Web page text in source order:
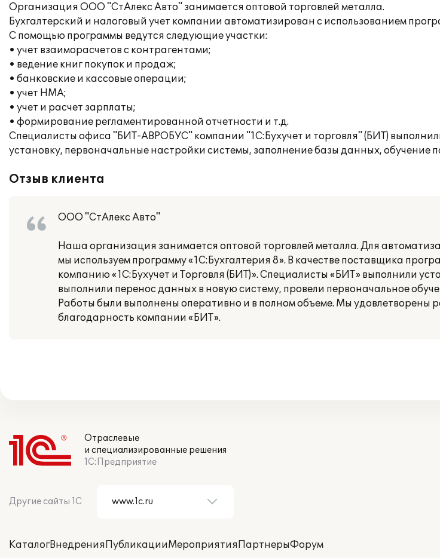
Организация ООО "СтАлекс Авто" занимается оптовой торговлей металла.
Бухгалтерский и налоговый учет компании автоматизирован с использованием
С помощью программы ведутся следующие участки:
• учет взаиморасчетов с контрагентами;
• ведение книг покупок и продаж;
• банковские и кассовые операции;
• учет НМА;
• учет и расчет зарплаты;
• формирование регламентированной отчетности и т.д.
Специалисты офиса "БИТ-АВРОБУС" компании "1С:Бухучет и торговля" (БИТ)
установку, первоначальные настройки системы, заполнение базы данных, обучение
Отзыв клиента
ООО "СтАлекс Авто"
Наша организация занимается оптовой торговлей металла. Для
мы используем программу «1С:Бухгалтерия 8». В качестве поставщика
компанию «1С:Бухучет и Торговля (БИТ)». Специалисты «БИТ» выполнили
выполнили перенос данных в новую систему, провели первоначальное
Работы были выполнены оперативно и в полном объеме. Мы удовлетворены
благодарность компании «БИТ».
Отраслевые
и специализированные решения
1С:Предприятие
Другие сайты 1С
КаталогВнедренияПубликацииМероприятияПартнерыФорум